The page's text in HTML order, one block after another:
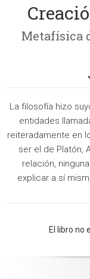
Metafísica
La filosofía hizo
entidades
reiteradamente en
ser el de Platón,
relación,
explicar a sí
El libro no